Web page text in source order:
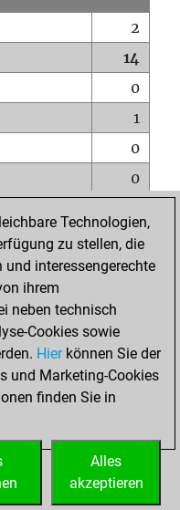
2
14
0
1
0
0
0
0
0
Technologien,
zu stellen, die
und interessengerechte
ihrem
neben technisch
Cookies sowie
Hierkönnen Sie der
und Marketing-Cookies
finden Sie in
Alles
akzeptieren